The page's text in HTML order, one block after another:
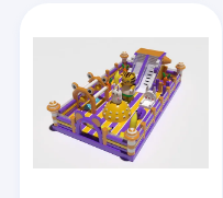
Produtos
Sobre nós
Visita à fábrica